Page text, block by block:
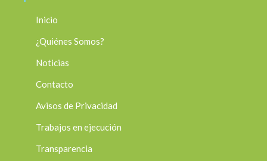
Inicio
¿Quiénes Somos?
Noticias
Contacto
Avisos de Privacidad
Trabajos en ejecución
Transparencia